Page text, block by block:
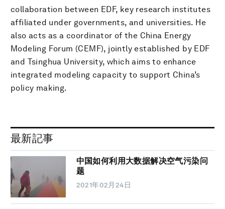
collaboration between EDF, key research institutes
affiliated under governments, and universities. He
also acts as a coordinator of the China Energy
Modeling Forum (CEMF), jointly established by EDF
and Tsinghua University, which aims to enhance
integrated modeling capacity to support China’s
policy making.
最新記事
中国如何利用大数据解决空气污染问
题
2021年02月24日